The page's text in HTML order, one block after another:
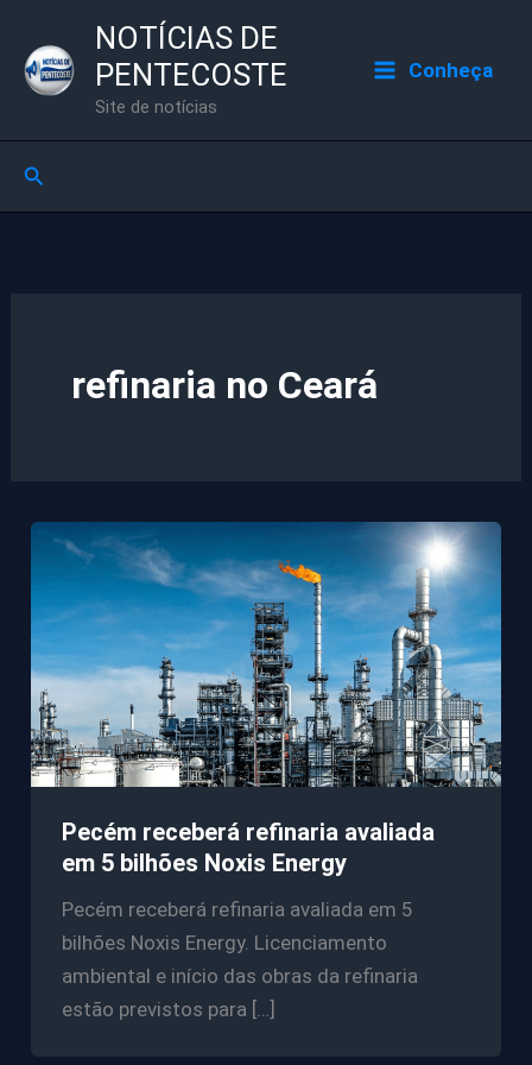
para
NOTÍCIAS DE
PENTECOSTE
Site de notícias
Conheça
Pesquisar
refinaria no Ceará
Pecém receberá refinaria avaliada
em 5 bilhões Noxis Energy
Pecém receberá refinaria avaliada em 5
bilhões Noxis Energy. Licenciamento
ambiental e início das obras da refinaria
estão previstos para […]